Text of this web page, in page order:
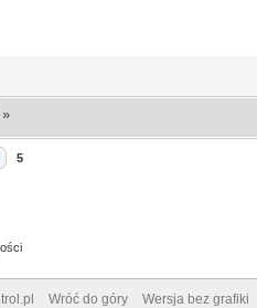
»
5
Wróć do góry Wersja bez grafiki